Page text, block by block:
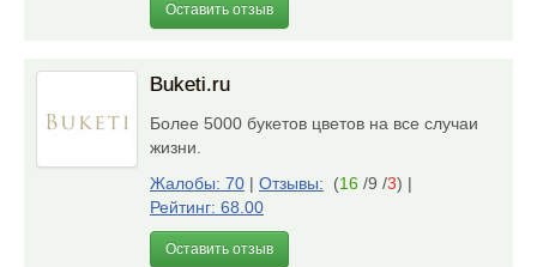
Оставить отзыв
Buketi.ru
Более 5000 букетов цветов на все случаи
жизни.
Жалобы: 70 | Отзывы: (16 /9 /3) |
Рейтинг: 68.00
Оставить отзыв